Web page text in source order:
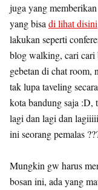
juga yang
yang bisa di lihat disini
lakukan seperti
blog walking, cari cari
gebetan di chat room,
tak lupa taveling
kota bandung saja :D,
lagi dan lagi dan
ini seorang pemalas
Mungkin gw harus
bosan ini, ada yang